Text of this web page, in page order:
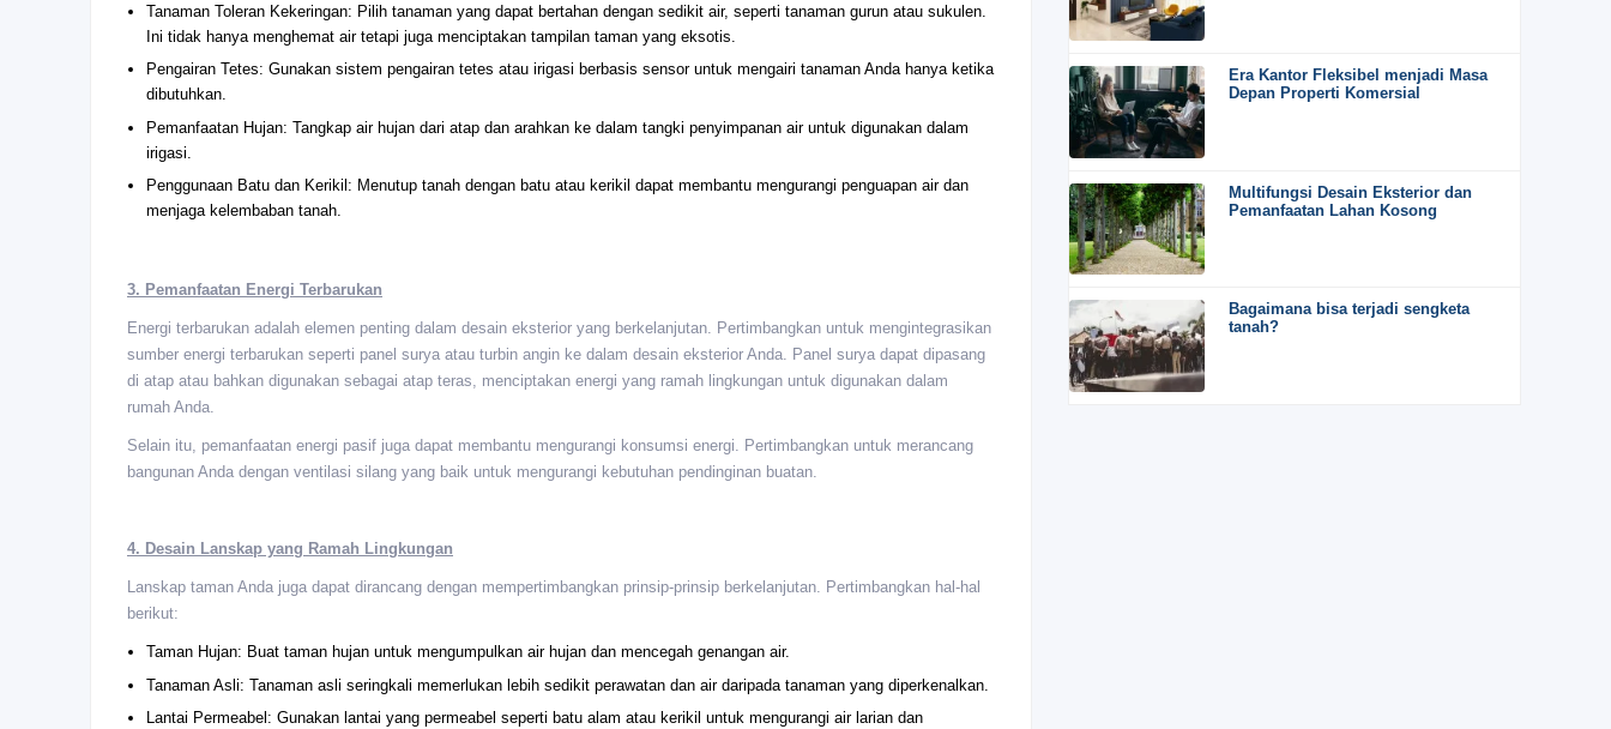
Tanaman Toleran Kekeringan: Pilih tanaman yang dapat bertahan dengan sedikit air, seperti tanaman gurun atau sukulen.
Ini tidak hanya menghemat air tetapi juga menciptakan tampilan taman yang eksotis.
Pengairan Tetes: Gunakan sistem pengairan tetes atau irigasi berbasis sensor untuk mengairi tanaman Anda hanya ketika
dibutuhkan.
Pemanfaatan Hujan: Tangkap air hujan dari atap dan arahkan ke dalam tangki penyimpanan air untuk digunakan dalam
irigasi.
Penggunaan Batu dan Kerikil: Menutup tanah dengan batu atau kerikil dapat membantu mengurangi penguapan air dan
menjaga kelembaban tanah.
3. Pemanfaatan Energi Terbarukan
Energi terbarukan adalah elemen penting dalam desain eksterior yang berkelanjutan. Pertimbangkan untuk mengintegrasikan
sumber energi terbarukan seperti panel surya atau turbin angin ke dalam desain eksterior Anda. Panel surya dapat dipasang
di atap atau bahkan digunakan sebagai atap teras, menciptakan energi yang ramah lingkungan untuk digunakan dalam
rumah Anda.
Selain itu, pemanfaatan energi pasif juga dapat membantu mengurangi konsumsi energi. Pertimbangkan untuk merancang
bangunan Anda dengan ventilasi silang yang baik untuk mengurangi kebutuhan pendinginan buatan.
4. Desain Lanskap yang Ramah Lingkungan
Lanskap taman Anda juga dapat dirancang dengan mempertimbangkan prinsip-prinsip berkelanjutan. Pertimbangkan hal-hal
berikut:
Taman Hujan: Buat taman hujan untuk mengumpulkan air hujan dan mencegah genangan air.
Tanaman Asli: Tanaman asli seringkali memerlukan lebih sedikit perawatan dan air daripada tanaman yang diperkenalkan.
Lantai Permeabel: Gunakan lantai yang permeabel seperti batu alam atau kerikil untuk mengurangi air larian dan
Era Kantor Fleksibel menjadi Masa
Depan Properti Komersial
Multifungsi Desain Eksterior dan
Pemanfaatan Lahan Kosong
Bagaimana bisa terjadi sengketa
tanah?